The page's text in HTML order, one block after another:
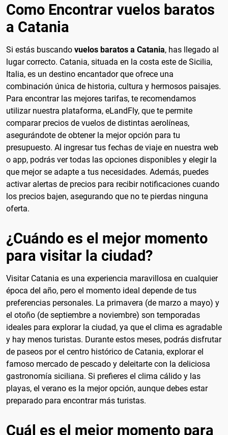
Como Encontrar vuelos baratos
a Catania
Si estás buscando vuelos baratos a Catania, has llegado al
lugar correcto. Catania, situada en la costa este de Sicilia,
Italia, es un destino encantador que ofrece una
combinación única de historia, cultura y hermosos paisajes.
Para encontrar las mejores tarifas, te recomendamos
utilizar nuestra plataforma, eLandFly, que te permite
comparar precios de vuelos de distintas aerolíneas,
asegurándote de obtener la mejor opción para tu
presupuesto. Al ingresar tus fechas de viaje en nuestra web
o app, podrás ver todas las opciones disponibles y elegir la
que mejor se adapte a tus necesidades. Además, puedes
activar alertas de precios para recibir notificaciones cuando
los precios bajen, asegurando que no te pierdas ninguna
oferta.
¿Cuándo es el mejor momento
para visitar la ciudad?
Visitar Catania es una experiencia maravillosa en cualquier
época del año, pero el momento ideal depende de tus
preferencias personales. La primavera (de marzo a mayo) y
el otoño (de septiembre a noviembre) son temporadas
ideales para explorar la ciudad, ya que el clima es agradable
y hay menos turistas. Durante estos meses, podrás disfrutar
de paseos por el centro histórico de Catania, explorar el
famoso mercado de pescado y deleitarte con la deliciosa
gastronomía siciliana. Si prefieres el clima cálido y las
playas, el verano es la mejor opción, aunque debes estar
preparado para encontrar más turistas.
Cuál es el mejor momento para